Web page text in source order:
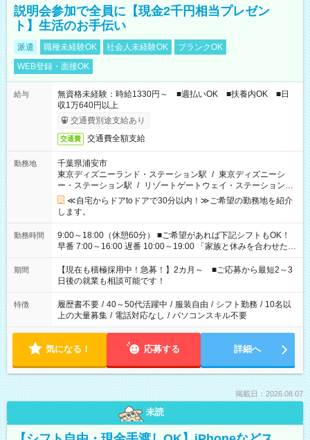
説明会参加で全員に【現金2千円相当プレゼン
ト】生活のお手伝い
派遣 職種未経験OK 社会人未経験OK
ブランクOK
WEB登録・面接OK
給与
無資格未経験：時給1330円～ ■週払いOK ■扶養内OK ■日
収1万640円以上
交通費別途支給あり
交通費 交通費全額支給
勤務地
千葉県浦安市
東京ディズニーランド・ステーション駅 / 東京ディズニーシ
ー・ステーション駅 / リゾートゲートウェイ・ステーション駅
/
…
≪自宅からドアtoドアで30分以内！≫ご希望の勤務地を紹介
します。
勤務時間
9:00～18:00（休憩60分） ■ご希望があれば下記シフトもOK！
早番 7:00～16:00 遅番 10:00～19:00 「家族と休みを合わせた
い」 「余裕を持って夕飯の準備がしたい」 「できれば残業はし
たくない」 など、ご希望を教えてくださいね。 ※Wワーク希望
の方へ 今ご覧のお仕事で希望する勤務時間と、もう1つのお仕事
の勤務時間。 合計で週40時間を超える場合は応募できません。
期間
【現在も積極採用中！急募！】2カ月～ ■ご応募から最短2～3
日後の就業も相談可能です！
特徴 履歴書不要 / 40～50代活躍中 / 服装自由 / シフト勤務 / 10名以
上の大量募集 / 電話対応なし / パソコンスキル不要
気になる！ 応募する 詳細へ
掲載日：2026.08.07
未読